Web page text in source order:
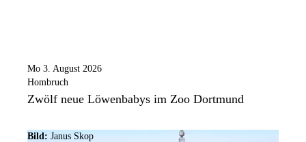
Mo 3. August 2026
Hombruch
Zwölf neue Löwenbabys im Zoo Dortmund
Bild: Janus Skop